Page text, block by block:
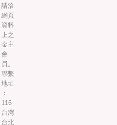
請洽
網頁
資料
上之
金主
會
員。
聯繫
地址
︰
116
台灣
台北